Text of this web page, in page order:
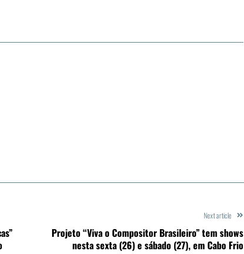
Next article
Projeto “Viva o Compositor Brasileiro” tem shows
nesta sexta (26) e sábado (27), em Cabo Frio